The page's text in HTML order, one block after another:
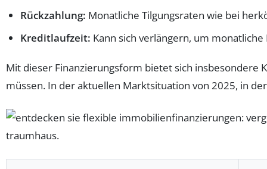
Rückzahlung: Monatliche Tilgungsraten wie bei
Kreditlaufzeit: Kann sich verlängern, um
Mit dieser Finanzierungsform bietet sich insbesondere
müssen. In der aktuellen Marktsituation von 2025, in